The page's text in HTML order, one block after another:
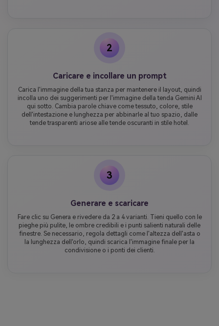
2
Caricare e incollare un prompt
Carica l'immagine della tua stanza per mantenere il layout, quindi
incolla uno dei suggerimenti per l'immagine della tenda Gemini AI
qui sotto. Cambia parole chiave come tessuto, colore, stile
dell'intestazione e lunghezza per abbinarle al tuo spazio, dalle
tende trasparenti ariose alle tende oscuranti in stile hotel.
3
Generare e scaricare
Fare clic su Genera e rivedere da 2 a 4 varianti. Tieni quello con le
pieghe più pulite, le ombre credibili e i punti salienti naturali delle
finestre. Se necessario, regola dettagli come l'altezza dell'asta o
la lunghezza dell'orlo, quindi scarica l'immagine finale per la
condivisione o i ponti dei clienti.